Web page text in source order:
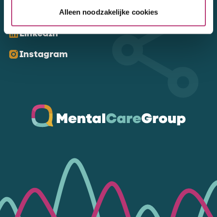
Alleen noodzakelijke cookies
Kom ons volgen
LinkedIn
Instagram